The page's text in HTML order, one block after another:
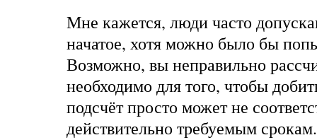
Мне кажется, люди часто
начатое, хотя можно было бы
Возможно, вы неправильно
необходимо для того, чтобы
подсчёт просто может не
действительно требуемым срокам.